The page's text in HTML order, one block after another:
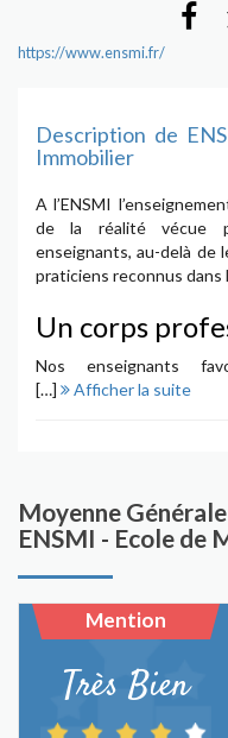
https://www.ensmi.fr/
Description de
Immobilier
A l’ENSMI
de la réalité vécue
enseignants, au-delà de
praticiens reconnus dans
Un corps
Nos enseignants
collaborative,
L’ENSMI développe
que les entreprises
Un Bureau
actif
Le BDE rythme la vie
événements proposés
s’épanouir.
[…] Afficher la suite
Moyenne
ENSMI - Ecole de
Mention
Très Bien